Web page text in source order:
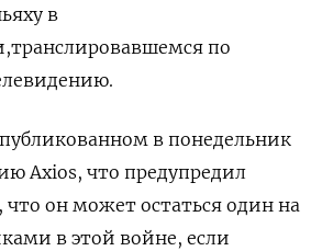
в
по
в понедельник
Axios, что предупредил
что он может остаться один на
в этой войне, если